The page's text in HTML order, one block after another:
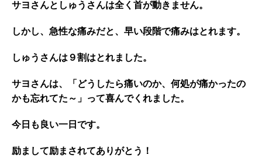
サヨさんとしゅうさんは全く首が動きません。
しかし、急性な痛みだと、早い段階で痛みはとれます。
しゅうさんは９割はとれました。
サヨさんは、「どうしたら痛いのか、何処が痛かったの
かも忘れてた～」って喜んでくれました。
今日も良い一日です。
励まして励まされてありがとう！